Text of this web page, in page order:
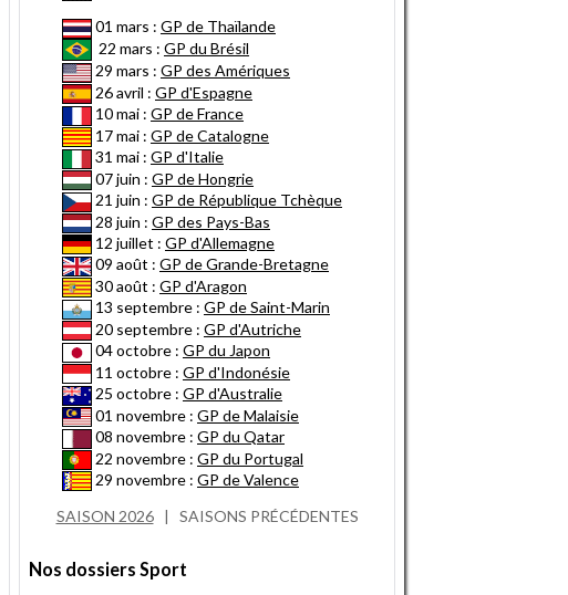
01 mars : GP de Thaïlande
22 mars : GP du Brésil
29 mars : GP des Amériques
26 avril : GP d'Espagne
10 mai : GP de France
17 mai : GP de Catalogne
31 mai : GP d'Italie
07 juin : GP de Hongrie
21 juin : GP de République Tchèque
28 juin : GP des Pays-Bas
12 juillet : GP d'Allemagne
09 août : GP de Grande-Bretagne
30 août : GP d'Aragon
13 septembre : GP de Saint-Marin
20 septembre : GP d'Autriche
04 octobre : GP du Japon
11 octobre : GP d'Indonésie
25 octobre : GP d'Australie
01 novembre : GP de Malaisie
08 novembre : GP du Qatar
22 novembre : GP du Portugal
29 novembre : GP de Valence
SAISON 2026| SAISONS PRÉCÉDENTES
Nos dossiers Sport